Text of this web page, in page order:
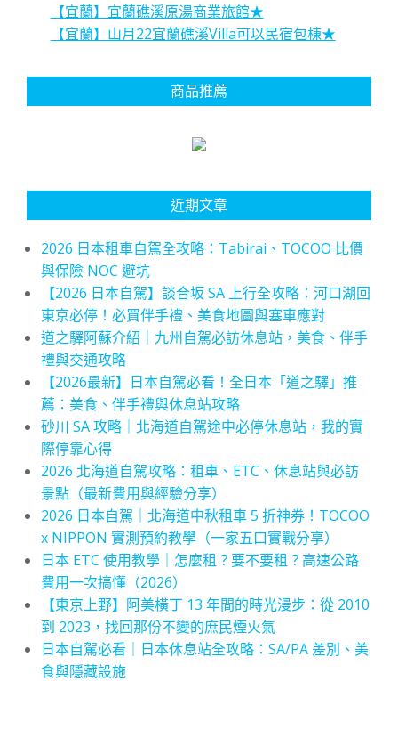
【宜蘭】宜蘭礁溪原湯商業旅館★
【宜蘭】山月22宜蘭礁溪Villa可以民宿包棟★
商品推薦
近期文章
2026 日本租車自駕全攻略：Tabirai、TOCOO 比價
與保險 NOC 避坑
【2026 日本自駕】談合坂 SA 上行全攻略：河口湖回
東京必停！必買伴手禮、美食地圖與塞車應對
道之驛阿蘇介紹｜九州自駕必訪休息站，美食、伴手
禮與交通攻略
【2026最新】日本自駕必看！全日本「道之驛」推
薦：美食、伴手禮與休息站攻略
砂川 SA 攻略｜北海道自駕途中必停休息站，我的實
際停靠心得
2026 北海道自駕攻略：租車、ETC、休息站與必訪
景點（最新費用與經驗分享）
2026 日本自駕｜北海道中秋租車 5 折神券！TOCOO
x NIPPON 實測預約教學（一家五口實戰分享）
日本 ETC 使用教學｜怎麼租？要不要租？高速公路
費用一次搞懂（2026）
【東京上野】阿美橫丁 13 年間的時光漫步：從 2010
到 2023，找回那份不變的庶民煙火氣
日本自駕必看｜日本休息站全攻略：SA/PA 差別、美
食與隱藏設施